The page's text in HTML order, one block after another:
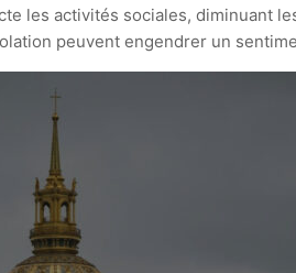
les activités sociales, diminuant
peuvent engendrer un